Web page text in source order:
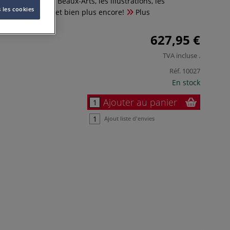
l’aérographie et bien plus encore!
Plus
627,95 €
TVA incluse .
Réf. 10027
En stock
Ajouter au panier
Ajout liste d'envies
cookies